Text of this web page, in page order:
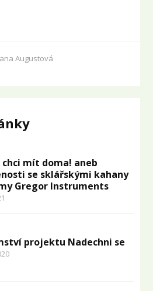
Augustová
chci mít doma! aneb
se sklářskými kahany
Gregor Instruments
projektu Nadechni se